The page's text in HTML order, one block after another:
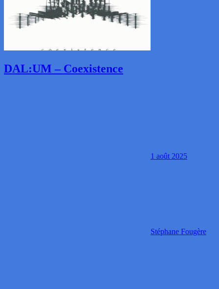
DAL:UM – Coexistence
1 août 2025
Stéphane Fougère